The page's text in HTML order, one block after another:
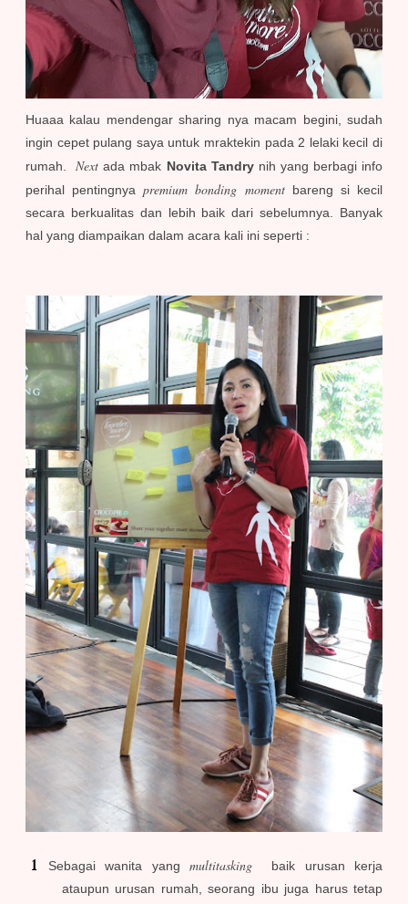
Huaaa kalau mendengar sharing nya macam begini, sudah
ingin cepet pulang saya untuk mraktekin pada 2 lelaki kecil di
rumah.Next ada mbak Novita Tandrynih yang berbagi info
perihal pentingnyapremium bonding moment bareng si kecil
secara berkualitas dan lebih baik dari sebelumnya. Banyak
hal yang diampaikan dalam acara kali ini seperti :
Sebagai wanita yangmultitasking
baik urusan kerja
ataupun urusan rumah, seorang ibu juga harus tetap